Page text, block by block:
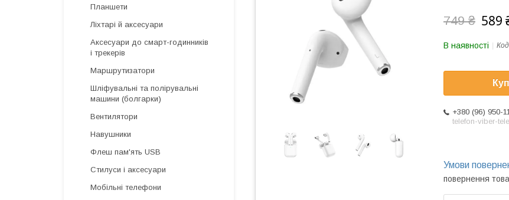
749 ₴ 589
В наявності
+380 (96) 950-
telefon-viber-
повернення
Планшети
Ліхтарі й аксесуари
Аксесуари до смарт-годинників
і трекерів
Маршрутизатори
Шліфувальні та полірувальні
машини (болгарки)
Вентилятори
Навушники
Флеш пам'ять USB
Стилуси і аксесуари
Мобільні телефони